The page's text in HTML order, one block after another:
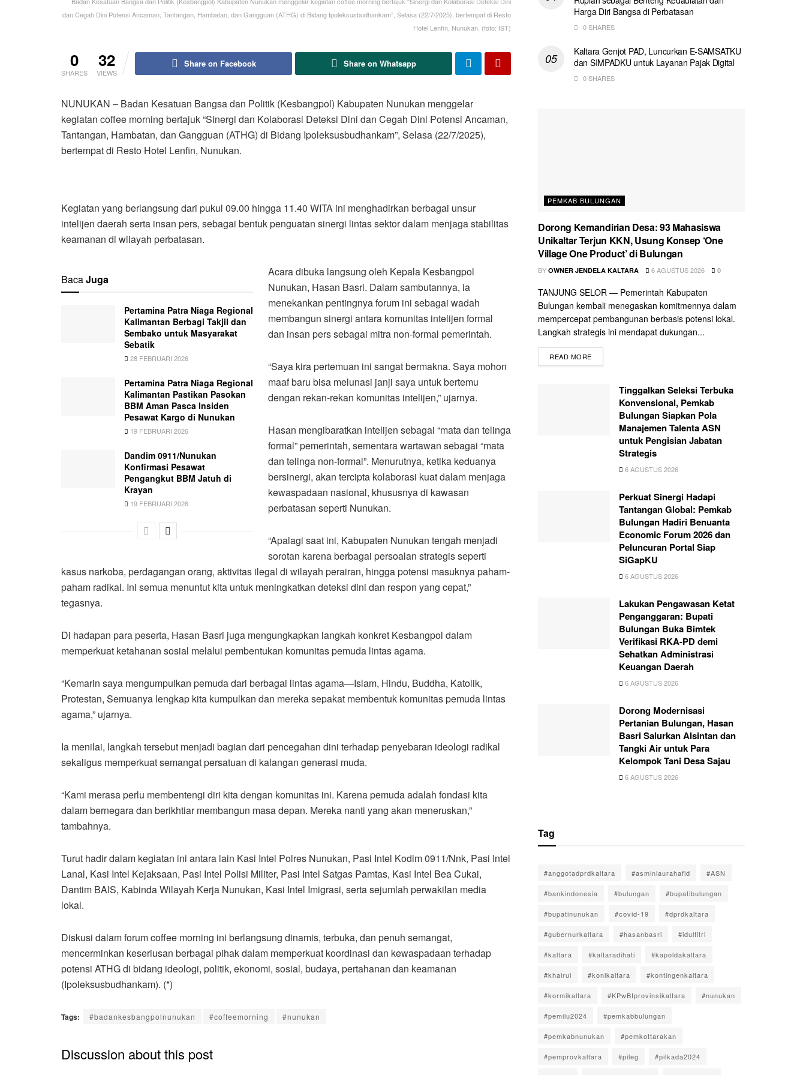
dan Cegah Dini Potensi Ancaman, Tantangan, Hambatan, dan Gangguan (ATHG) di Bidang Ipoleksusbudhankam”, Selasa (22/7/2025), bertempat di Resto
Hotel Lenfin, Nunukan. (foto: IST)
0
SHARES
32
VIEWS
Share on Facebook Share on Whatsapp
NUNUKAN – Badan Kesatuan Bangsa dan Politik (Kesbangpol) Kabupaten Nunukan menggelar
kegiatan coffee morning bertajuk “Sinergi dan Kolaborasi Deteksi Dini dan Cegah Dini Potensi Ancaman,
Tantangan, Hambatan, dan Gangguan (ATHG) di Bidang Ipoleksusbudhankam”, Selasa (22/7/2025),
bertempat di Resto Hotel Lenfin, Nunukan.
Kegiatan yang berlangsung dari pukul 09.00 hingga 11.40 WITA ini menghadirkan berbagai unsur
intelijen daerah serta insan pers, sebagai bentuk penguatan sinergi lintas sektor dalam menjaga stabilitas
keamanan di wilayah perbatasan.
BacaJuga
Pertamina Patra Niaga Regional
Kalimantan Berbagi Takjil dan
Sembako untuk Masyarakat
Sebatik
28 FEBRUARI 2026
Pertamina Patra Niaga Regional
Kalimantan Pastikan Pasokan
BBM Aman Pasca Insiden
Pesawat Kargo di Nunukan
19 FEBRUARI 2026
Dandim 0911/Nunukan
Konfirmasi Pesawat
Pengangkut BBM Jatuh di
Krayan
19 FEBRUARI 2026
Acara dibuka langsung oleh Kepala Kesbangpol
Nunukan, Hasan Basri. Dalam sambutannya, ia
menekankan pentingnya forum ini sebagai wadah
membangun sinergi antara komunitas intelijen formal
dan insan pers sebagai mitra non-formal pemerintah.
“Saya kira pertemuan ini sangat bermakna. Saya mohon
maaf baru bisa melunasi janji saya untuk bertemu
dengan rekan-rekan komunitas intelijen,” ujarnya.
Hasan mengibaratkan intelijen sebagai “mata dan telinga
formal” pemerintah, sementara wartawan sebagai “mata
dan telinga non-formal”. Menurutnya, ketika keduanya
bersinergi, akan tercipta kolaborasi kuat dalam menjaga
kewaspadaan nasional, khususnya di kawasan
perbatasan seperti Nunukan.
“Apalagi saat ini, Kabupaten Nunukan tengah menjadi
sorotan karena berbagai persoalan strategis seperti
kasus narkoba, perdagangan orang, aktivitas ilegal di wilayah perairan, hingga potensi masuknya paham-
paham radikal. Ini semua menuntut kita untuk meningkatkan deteksi dini dan respon yang cepat,”
tegasnya.
Di hadapan para peserta, Hasan Basri juga mengungkapkan langkah konkret Kesbangpol dalam
memperkuat ketahanan sosial melalui pembentukan komunitas pemuda lintas agama.
“Kemarin saya mengumpulkan pemuda dari berbagai lintas agama—Islam, Hindu, Buddha, Katolik,
Protestan, Semuanya lengkap kita kumpulkan dan mereka sepakat membentuk komunitas pemuda lintas
agama,” ujarnya.
Ia menilai, langkah tersebut menjadi bagian dari pencegahan dini terhadap penyebaran ideologi radikal
sekaligus memperkuat semangat persatuan di kalangan generasi muda.
“Kami merasa perlu membentengi diri kita dengan komunitas ini. Karena pemuda adalah fondasi kita
dalam bernegara dan berikhtiar membangun masa depan. Mereka nanti yang akan meneruskan,”
tambahnya.
Turut hadir dalam kegiatan ini antara lain Kasi Intel Polres Nunukan, Pasi Intel Kodim 0911/Nnk, Pasi Intel
Lanal, Kasi Intel Kejaksaan, Pasi Intel Polisi Militer, Pasi Intel Satgas Pamtas, Kasi Intel Bea Cukai,
Dantim BAIS, Kabinda Wilayah Kerja Nunukan, Kasi Intel Imigrasi, serta sejumlah perwakilan media
lokal.
Diskusi dalam forum coffee morning ini berlangsung dinamis, terbuka, dan penuh semangat,
mencerminkan keseriusan berbagai pihak dalam memperkuat koordinasi dan kewaspadaan terhadap
potensi ATHG di bidang ideologi, politik, ekonomi, sosial, budaya, pertahanan dan keamanan
(Ipoleksusbudhankam). (*)
Tags: #badankesbangpolnunukan #coffeemorning #nunukan
Discussion about this post
Harga Diri Bangsa di Perbatasan
0 SHARES
Kaltara Genjot PAD, Luncurkan E-SAMSATKU
dan SIMPADKU untuk Layanan Pajak Digital
0 SHARES
PEMKAB BULUNGAN
Dorong Kemandirian Desa: 93 Mahasiswa
Unikaltar Terjun KKN, Usung Konsep ‘One
Village One Product’ di Bulungan
BY OWNER JENDELA KALTARA 6 AGUSTUS 2026 0
TANJUNG SELOR — Pemerintah Kabupaten
Bulungan kembali menegaskan komitmennya dalam
mempercepat pembangunan berbasis potensi lokal.
Langkah strategis ini mendapat dukungan...
READ MORE
Tinggalkan Seleksi Terbuka
Konvensional, Pemkab
Bulungan Siapkan Pola
Manajemen Talenta ASN
untuk Pengisian Jabatan
Strategis
6 AGUSTUS 2026
Perkuat Sinergi Hadapi
Tantangan Global: Pemkab
Bulungan Hadiri Benuanta
Economic Forum 2026 dan
Peluncuran Portal Siap
SiGapKU
6 AGUSTUS 2026
Lakukan Pengawasan Ketat
Penganggaran: Bupati
Bulungan Buka Bimtek
Verifikasi RKA-PD demi
Sehatkan Administrasi
Keuangan Daerah
6 AGUSTUS 2026
Dorong Modernisasi
Pertanian Bulungan, Hasan
Basri Salurkan Alsintan dan
Tangki Air untuk Para
Kelompok Tani Desa Sajau
6 AGUSTUS 2026
Tag
#anggotadprdkaltara #asminlaurahafid #ASN
#bankindonesia #bulungan #bupatibulungan
#bupatinunukan #covid-19 #dprdkaltara
#gubernurkaltara #hasanbasri #idulfitri
#kaltara #kaltaradihati #kapoldakaltara
#khairul #konikaltara #kontingenkaltara
#kormikaltara #KPwBIprovinsikaltara #nunukan
#pemilu2024 #pemkabbulungan
#pemkabnunukan #pemkottarakan
#pemprovkaltara #pileg #pilkada2024